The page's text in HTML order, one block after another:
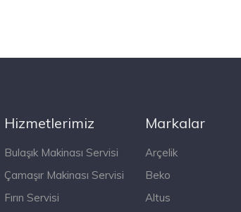
Hizmetlerimiz
Bulaşık Makinası Servisi
Çamaşır Makinası Servisi
Fırın Servisi
Markalar
Arçelik
Beko
Altus